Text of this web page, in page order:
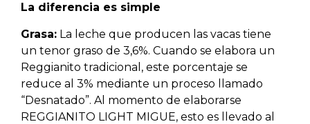
La diferencia es simple
Grasa: La leche que producen las vacas tiene
un tenor graso de 3,6%. Cuando se elabora un
Reggianito tradicional, este porcentaje se
reduce al 3% mediante un proceso llamado
“Desnatado”. Al momento de elaborarse
REGGIANITO LIGHT MIGUE, esto es llevado al